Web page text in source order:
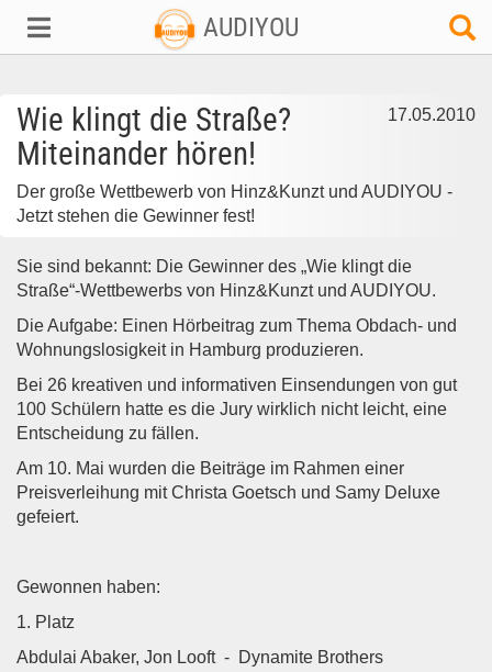
AUDIYOU
17.05.2010
Wie klingt die Straße?
Miteinander hören!
Der große Wettbewerb von Hinz&Kunzt und AUDIYOU -
Jetzt stehen die Gewinner fest!
Sie sind bekannt: Die Gewinner des „Wie klingt die
Straße“-Wettbewerbs von Hinz&Kunzt und AUDIYOU.
Die Aufgabe: Einen Hörbeitrag zum Thema Obdach- und
Wohnungslosigkeit in Hamburg produzieren.
Bei 26 kreativen und informativen Einsendungen von gut
100 Schülern hatte es die Jury wirklich nicht leicht, eine
Entscheidung zu fällen.
Am 10. Mai wurden die Beiträge im Rahmen einer
Preisverleihung mit Christa Goetsch und Samy Deluxe
gefeiert.
Gewonnen haben:
1. Platz
Abdulai Abaker, Jon Looft - Dynamite Brothers